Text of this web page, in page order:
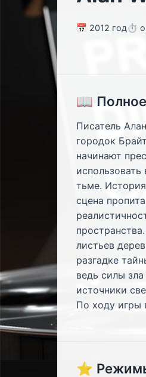
📅 2012 год⏱️
📖
Писатель
городок
начинают
тьме.
сцена
листьев
разгадке
ведь силы
источники
По ходу игры
⭐